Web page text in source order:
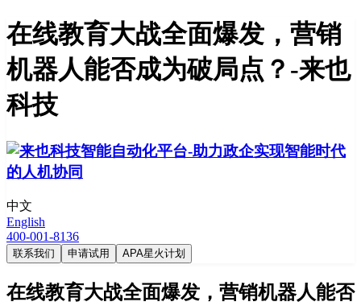
在线教育大战全面爆发，营销
机器人能否成为破局点？-来也
科技
中文
English
400-001-8136
联系我们 申请试用 APA星火计划
在线教育大战全面爆发，营销机器人能否